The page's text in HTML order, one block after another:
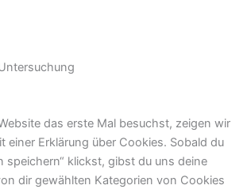
das erste Mal besuchst, zeigen wir
einer Erklärung über Cookies. Sobald du
speichern“ klickst, gibst du uns deine
dir gewählten Kategorien von Cookies